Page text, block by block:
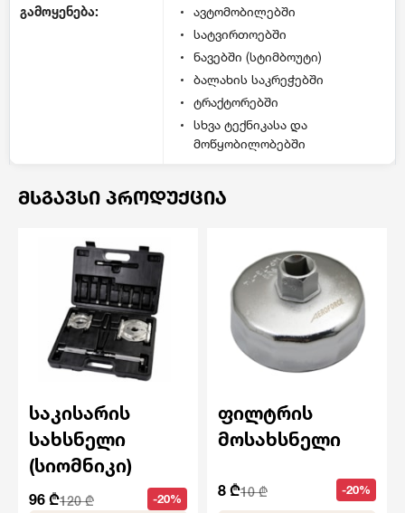
გამოყენება:
ავტომობილებში
სატვირთოებში
ნავებში (სტიმბოუტი)
ბალახის საკრეჭებში
ტრაქტორებში
სხვა ტექნიკასა და
მოწყობილობებში
ᲛᲡᲒᲐᲕᲡᲘ ᲞᲠᲝᲓᲣᲥᲪᲘᲐ
საკისარის
სახსნელი
(სიომნიკი)
96 ₾120 ₾ -20%
ფილტრის
მოსახსნელი
8 ₾10 ₾ -20%